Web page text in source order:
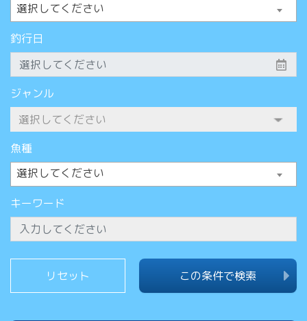
選択してください
釣行日
ジャンル
魚種
選択してください
キーワード
この条件で検索